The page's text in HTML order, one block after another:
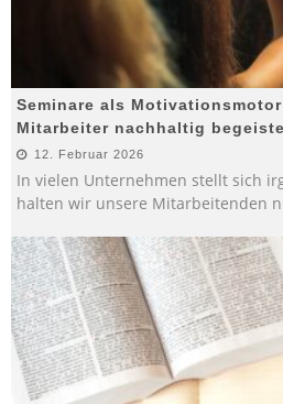
Seminare als
Mitarbeiter nachhaltig
12. Februar 2026
In vielen Unternehmen stellt sich
halten wir unsere Mitarbeitenden